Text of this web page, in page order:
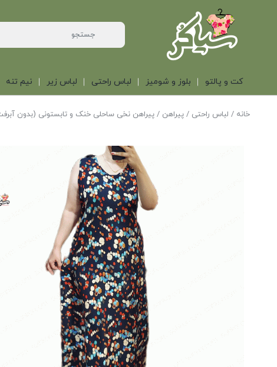
کت و پالتو بلوز و شومیز لباس راحتی لباس زیر نیم تنه
خانه / لباس راحتی /پیراهن / پیراهن نخی ساحلی خنک و تابستونی (بدون